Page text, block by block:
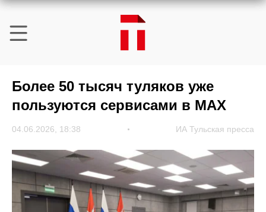
Более 50 тысяч туляков уже
пользуются сервисами в МАХ
04.06.2026, 18:38 ИА Тульская пресса